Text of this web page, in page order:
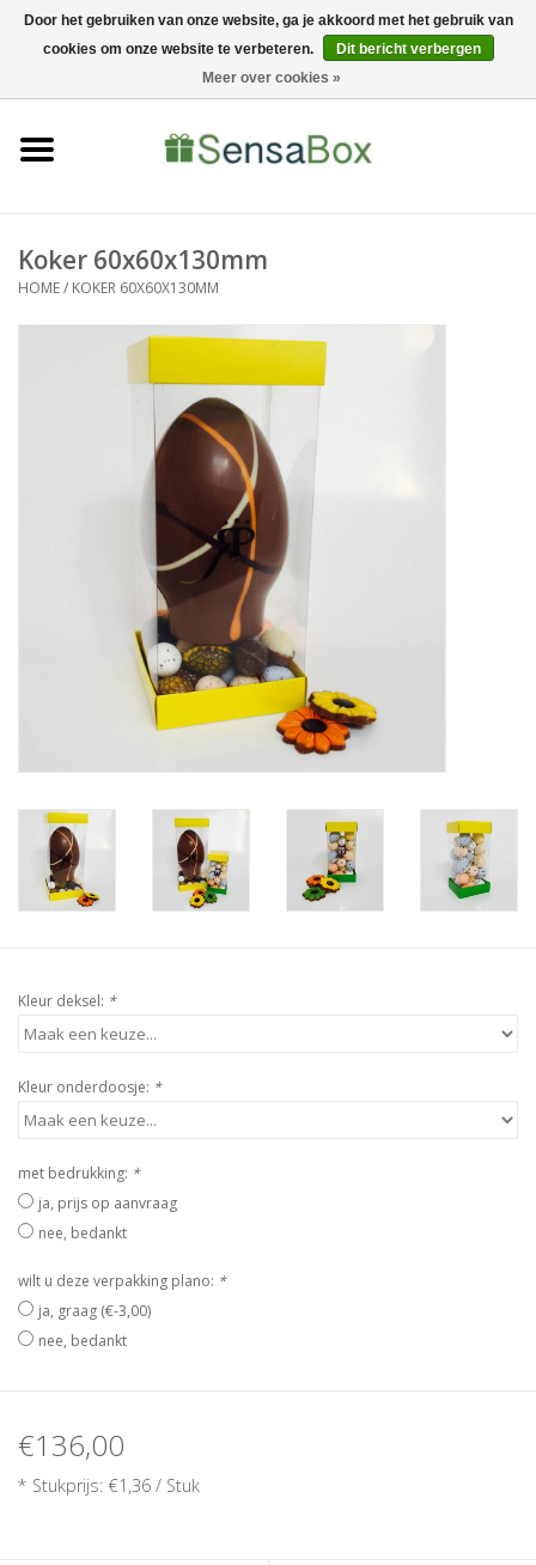
06-22022900 0 Artikelen - €0,00
Bewerkingen
Koker 60x60x130mm
HOME/ KOKER 60X60X130MM
Kleur deksel: *
Kleur onderdoosje: *
met bedrukking: *
ja, prijs op aanvraag
nee, bedankt
wilt u deze verpakking plano: *
ja, graag (€-3,00)
nee, bedankt
€136,00
* Stukprijs: €1,36 / Stuk
Door het gebruiken van onze website, ga je akkoord met het gebruik van
cookies om onze website te verbeteren.
Dit bericht verbergen
Meer over cookies »